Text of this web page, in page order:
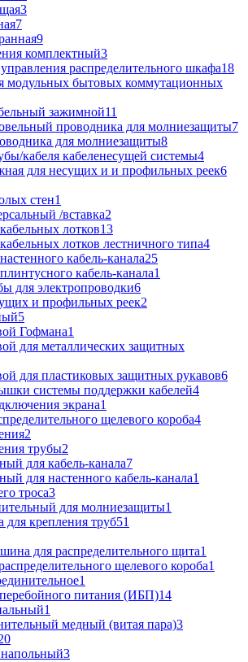
3
7
9
комплектный3
распределительного шкафа18
модульных бытовых коммутационных
зажимной11
проводника для молниезащиты7
для молниезащиты8
кабеля кабеленесущей системы4
для несущих и и профильных реек6
стен1
/вставка2
лотков13
лотков лестничного типа4
кабель-канала25
кабель-канала1
для электропроводки6
и профильных реек2
5
Гофмана1
для металлических защитных
для пластиковых защитных рукавов6
системы поддержки кабелей4
экрана1
щелевого короба4
2
трубы2
для кабель-канала7
для настенного кабель-канала1
троса3
для молниезащиты1
крепления труб51
для распределительного щита1
щелевого короба1
1
питания (ИБП)14
1
медный (витая пара)3
3